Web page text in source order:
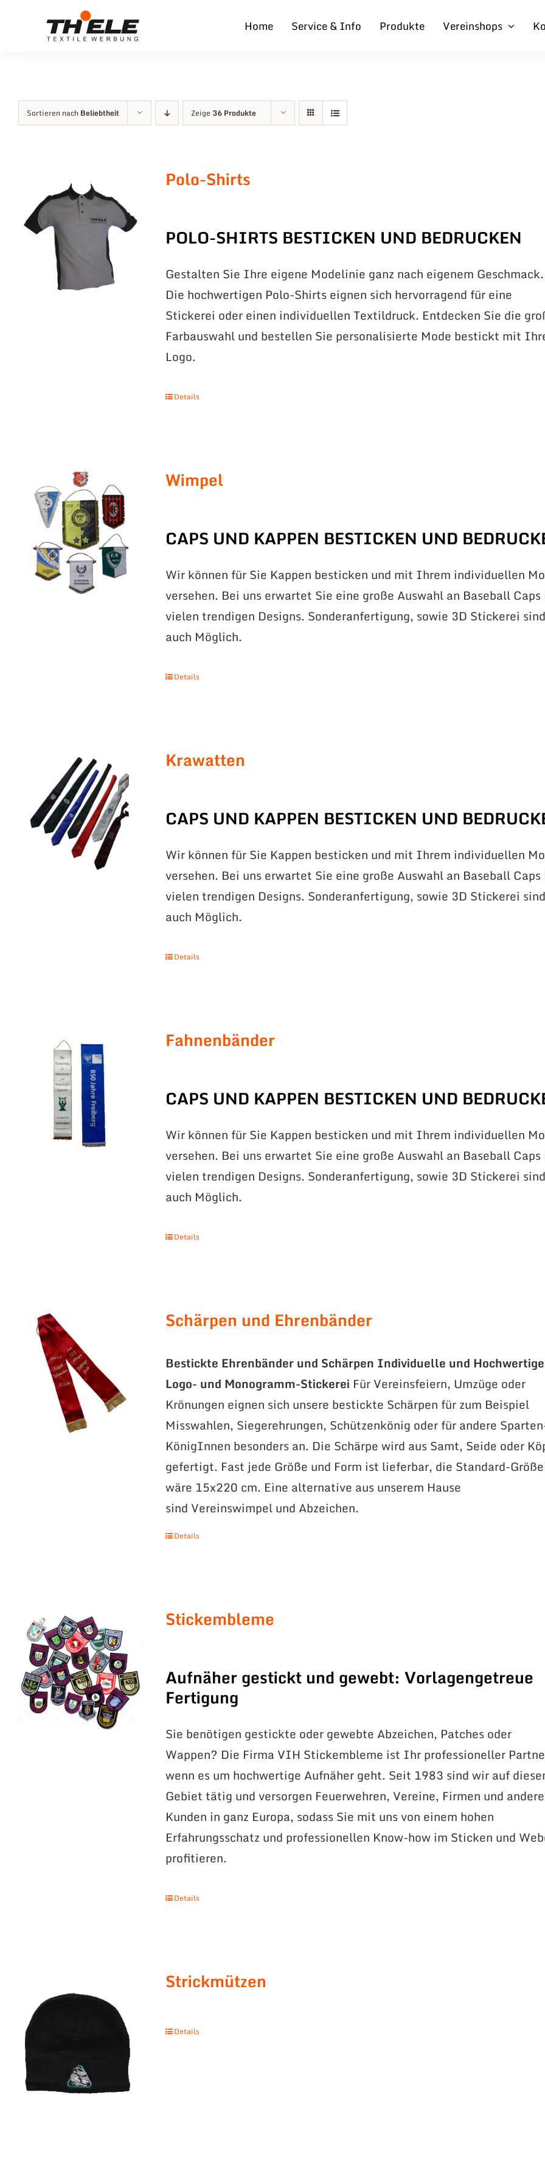
Home Service & Info Produkte Vereinshops
Sortieren nach Beliebtheit Zeige 36 Produkte
Polo-Shirts
POLO-SHIRTS BESTICKEN UND BEDRUCKEN
Gestalten Sie Ihre eigene Modelinie ganz nach eigenem Geschmack.
Die hochwertigen Polo-Shirts eignen sich hervorragend für eine
Stickerei oder einen individuellen Textildruck. Entdecken Sie die
Farbauswahl und bestellen Sie personalisierte Mode bestickt mit
Logo.
Details
Wimpel
CAPS UND KAPPEN BESTICKEN UND
Wir können für Sie Kappen besticken und mit Ihrem individuellen
versehen. Bei uns erwartet Sie eine große Auswahl an Baseball Caps
vielen trendigen Designs. Sonderanfertigung, sowie 3D Stickerei sind
auch Möglich.
Details
Krawatten
CAPS UND KAPPEN BESTICKEN UND
Wir können für Sie Kappen besticken und mit Ihrem individuellen
versehen. Bei uns erwartet Sie eine große Auswahl an Baseball Caps
vielen trendigen Designs. Sonderanfertigung, sowie 3D Stickerei sind
auch Möglich.
Details
Fahnenbänder
CAPS UND KAPPEN BESTICKEN UND
Wir können für Sie Kappen besticken und mit Ihrem individuellen
versehen. Bei uns erwartet Sie eine große Auswahl an Baseball Caps
vielen trendigen Designs. Sonderanfertigung, sowie 3D Stickerei sind
auch Möglich.
Details
Schärpen und Ehrenbänder
Bestickte Ehrenbänder und Schärpen Individuelle und Hochwertige
Logo- und Monogramm-Stickerei Für Vereinsfeiern, Umzüge oder
Krönungen eignen sich unsere bestickte Schärpen für zum Beispiel
Misswahlen, Siegerehrungen, Schützenkönig oder für andere
KönigInnen besonders an. Die Schärpe wird aus Samt, Seide oder
gefertigt. Fast jede Größe und Form ist lieferbar, die Standard-Größe
wäre 15x220 cm. Eine alternative aus unserem Hause
sind Vereinswimpel und Abzeichen.
Details
Stickembleme
Aufnäher gestickt und gewebt: Vorlagengetreue
Fertigung
Sie benötigen gestickte oder gewebte Abzeichen, Patches oder
Wappen? Die Firma VIH Stickembleme ist Ihr professioneller
wenn es um hochwertige Aufnäher geht. Seit 1983 sind wir auf
Gebiet tätig und versorgen Feuerwehren, Vereine, Firmen und andere
Kunden in ganz Europa, sodass Sie mit uns von einem hohen
Erfahrungsschatz und professionellen Know-how im Sticken und
profitieren.
Details
Strickmützen
Details